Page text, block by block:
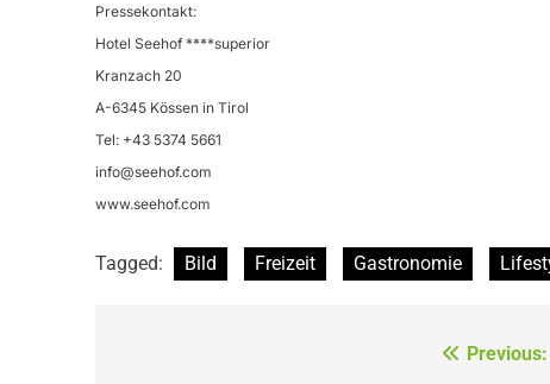
Pressekontakt:
Hotel Seehof ****superior
Kranzach 20
A-6345 Kössen in Tirol
Tel: +43 5374 5661
info@seehof.com
www.seehof.com
Tagged: Bild Freizeit Gastronomie
Previous: